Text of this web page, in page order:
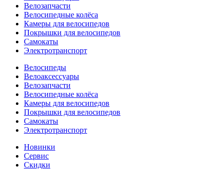
Велозапчасти
Велосипедные колёса
Камеры для велосипедов
Покрышки для велосипедов
Самокаты
Электротранспорт
Велосипеды
Велоаксессуары
Велозапчасти
Велосипедные колёса
Камеры для велосипедов
Покрышки для велосипедов
Самокаты
Электротранспорт
Новинки
Сервис
Скидки